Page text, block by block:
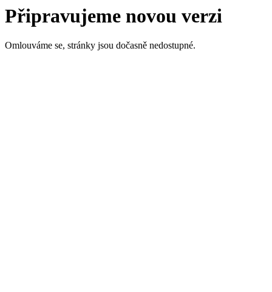
Připravujeme novou verzi
Omlouváme se, stránky jsou dočasně nedostupné.